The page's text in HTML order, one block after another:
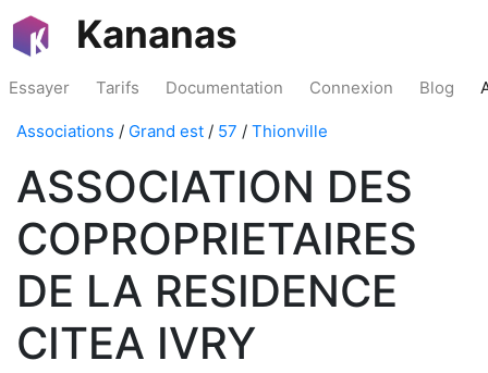
Kananas
Essayer Tarifs Documentation Connexion Blog
Associations / Grand est / 57 / Thionville
ASSOCIATION DES
COPROPRIETAIRES
DE LA RESIDENCE
CITEA IVRY